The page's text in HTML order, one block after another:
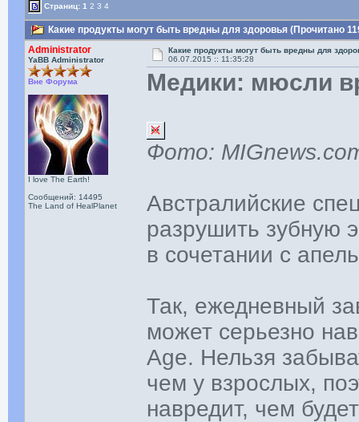
Страниц:1 2 3 4
Какие продукты могут быть вредны для здоровья (Прочитано
Administrator
YaBB Administrator
Вне Форума
I love The Earth!
Сообщений: 14495
The Land of HealPlanet
Какие продукты могут быть вредны для
06.07.2015 :: 11:35:28
Медики: мюсли
Фото:
Австралийские
разрушить зубную
в сочетании с
Так, ежедневный
может серьезно
Age. Нельзя
чем у взрослых,
навредит, чем